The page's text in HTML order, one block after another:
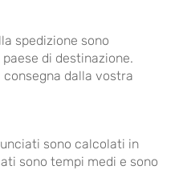
spedizione sono
di destinazione.
dalla vostra
sono calcolati in
sono tempi medi e sono